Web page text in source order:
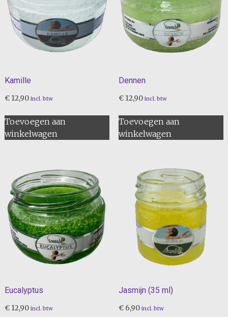
Kamille
€12,90 incl. btw
Toevoegen aan
winkelwagen
Dennen
€12,90 incl. btw
Toevoegen aan
winkelwagen
Eucalyptus
€12,90 incl. btw
Jasmijn (35 ml)
€6,90 incl. btw